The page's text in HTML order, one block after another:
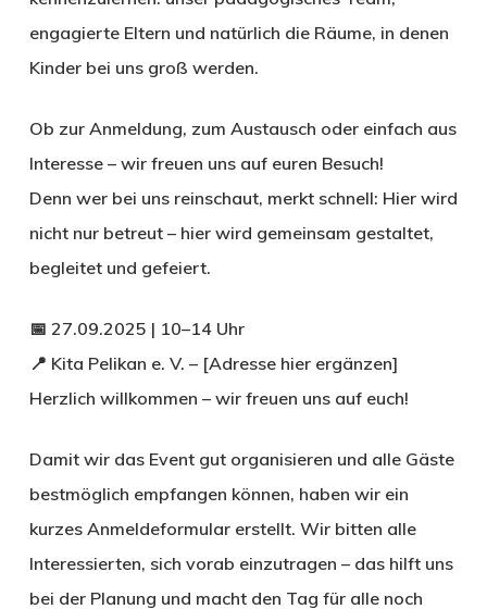
engagierte Eltern und natürlich die Räume, in denen
Kinder bei uns groß werden.
Ob zur Anmeldung, zum Austausch oder einfach aus
Interesse – wir freuen uns auf euren Besuch!
Denn wer bei uns reinschaut, merkt schnell: Hier wird
nicht nur betreut – hier wird gemeinsam gestaltet,
begleitet und gefeiert.
📅 27.09.2025 | 10–14 Uhr
📍 Kita Pelikan e. V. – [Adresse hier ergänzen]
Herzlich willkommen – wir freuen uns auf euch!
Damit wir das Event gut organisieren und alle Gäste
bestmöglich empfangen können, haben wir ein
kurzes Anmeldeformular erstellt. Wir bitten alle
Interessierten, sich vorab einzutragen – das hilft uns
bei der Planung und macht den Tag für alle noch